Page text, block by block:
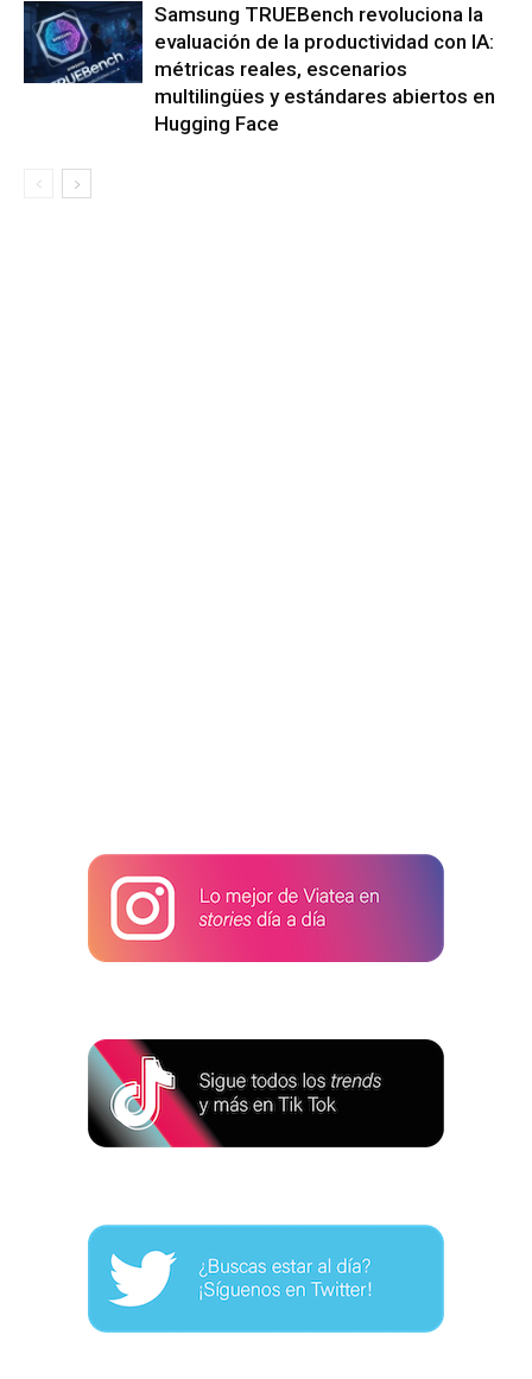
Samsung TRUEBench revoluciona la
evaluación de la productividad con IA:
métricas reales, escenarios
multilingües y estándares abiertos en
Hugging Face